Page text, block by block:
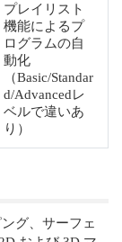
プレイリスト
機能によるプ
ログラムの自
動化
（Basic/Standar
d/Advancedレ
ベルで違いあ
り）
グ、サーフェ